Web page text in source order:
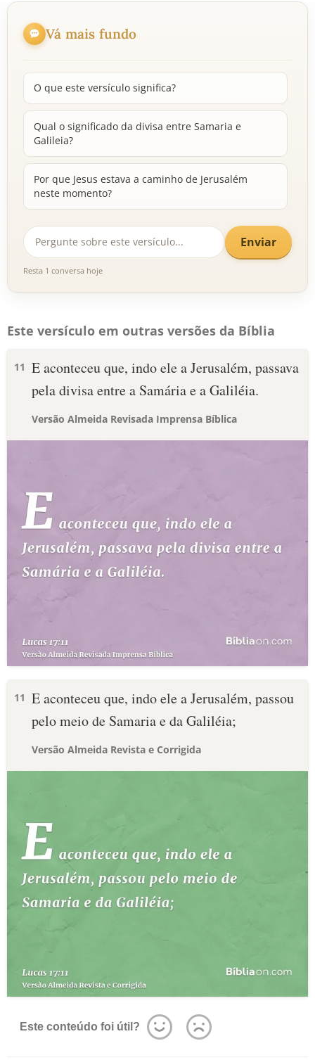
Vá mais fundo
O que este versículo significa?
Qual o significado da divisa entre Samaria e
Galileia?
Por que Jesus estava a caminho de Jerusalém
neste momento?
Enviar
Resta 1 conversa hoje
Este versículo em outras versões da Bíblia
11 E aconteceu que, indo ele a Jerusalém, passava
pela divisa entre a Samária e a Galiléia.
Versão Almeida Revisada Imprensa Bíblica
11 E aconteceu que, indo ele a Jerusalém, passou
pelo meio de Samaria e da Galiléia;
Versão Almeida Revista e Corrigida
Este conteúdo foi útil?